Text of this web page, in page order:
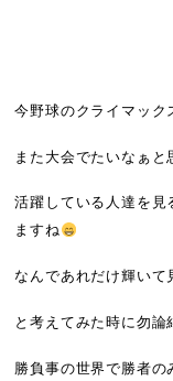
今野球のクライマック
また大会でたいなぁと
活躍している人達を見
ますね
なんであれだけ輝いて
と考えてみた時に勿論
勝負事の世界で勝者の